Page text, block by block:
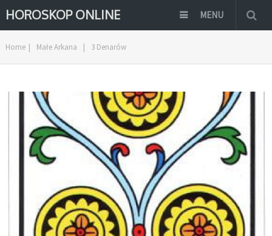
HOROSKOP ONLINE MENU
Home | Małe Arkana | 3 Denarów